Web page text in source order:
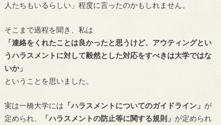
人たちもいるらしい」程度に言ったのかもしれません。
そこまで過程を聞き、私は
「連絡をくれたことは良かったと思うけど、アウティングとい
うハラスメントに対して毅然とした対応をすべきは大学ではな
いか」
ということを思いました。
実は一橋大学には 「ハラスメントについてのガイドライン」 が
定められ、
「ハラスメントの防止等に関する規則」 が定められ